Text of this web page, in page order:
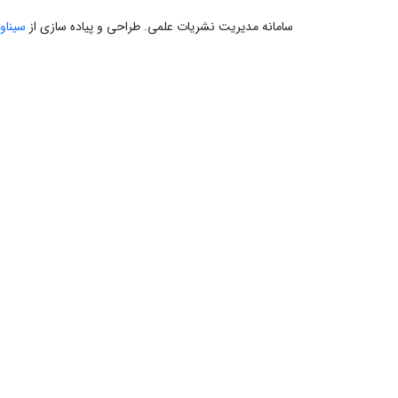
سامانه مدیریت نشریات علمی. طراحی و پیاده سازی از